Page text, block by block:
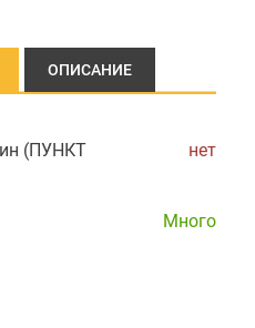
ОПИСАНИЕ
(ПУНКТ
нет
Много